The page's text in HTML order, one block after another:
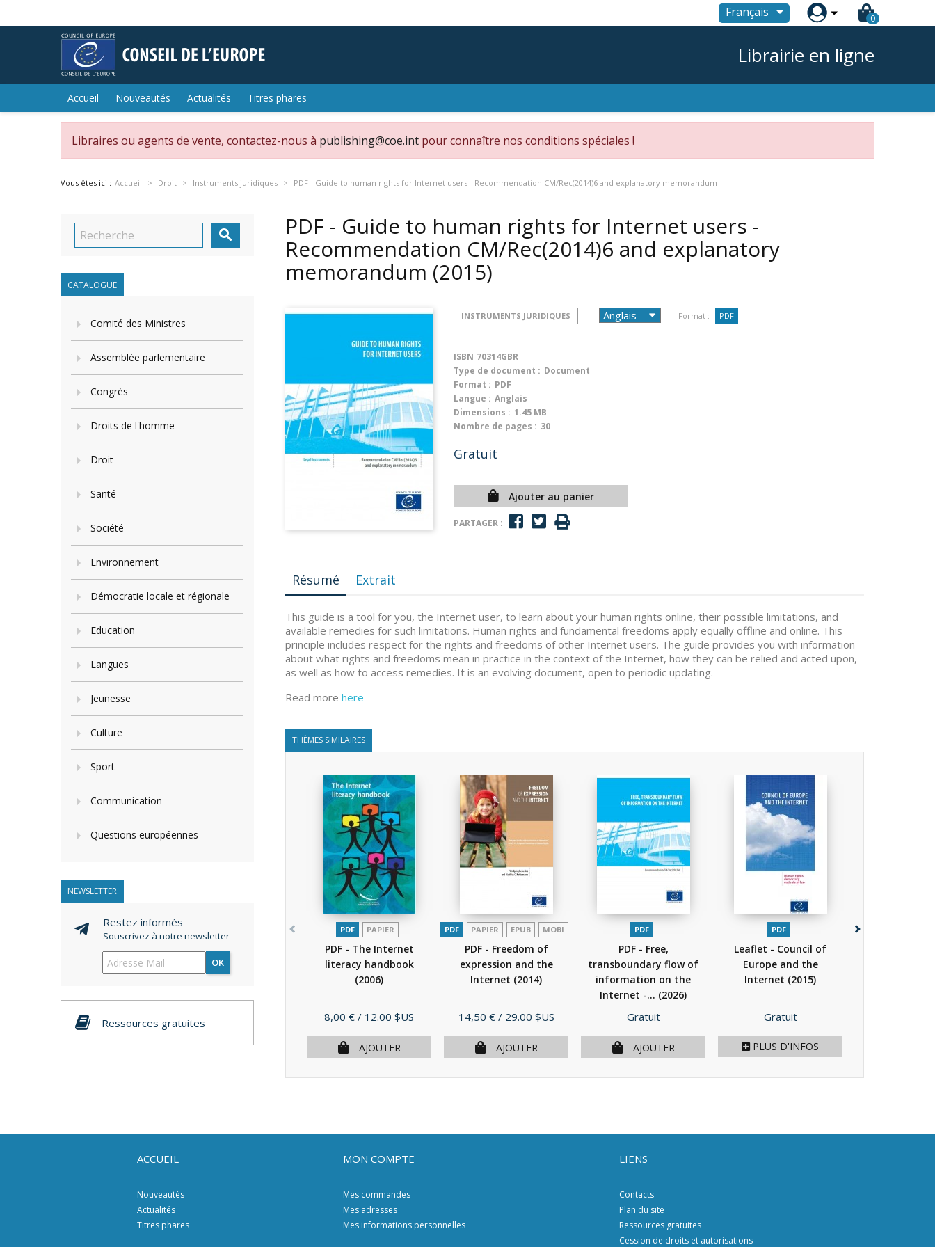
Français  0
Librairie en ligne
Accueil Nouveautés Actualités Titres phares
Libraires ou agents de vente, contactez-nous à publishing@coe.int pour connaître nos conditions spéciales !
Vous êtes ici : Accueil Droit Instruments juridiques PDF - Guide to human rights for Internet users - Recommendation CM/Rec(2014)6 and explanatory memorandum

CATALOGUE
Comité des Ministres
Assemblée parlementaire
Congrès
Droits de l'homme
Droit
Santé
Société
Environnement
Démocratie locale et régionale
Education
Langues
Jeunesse
Culture
Sport
Communication
Questions européennes
NEWSLETTER
Restez informés
Souscrivez à notre newsletter
OK
Ressources gratuites
PDF - Guide to human rights for Internet users -
Recommendation CM/Rec(2014)6 and explanatory
memorandum (2015)
INSTRUMENTS JURIDIQUES Format : PDF
ISBN 70314GBR
Type de document : Document
Format : PDF
Langue : Anglais
Dimensions : 1.45 MB
Nombre de pages : 30
Gratuit
Ajouter au panier
PARTAGER :
Résumé Extrait
This guide is a tool for you, the Internet user, to learn about your human rights online, their possible limitations, and
available remedies for such limitations. Human rights and fundamental freedoms apply equally offline and online. This
principle includes respect for the rights and freedoms of other Internet users. The guide provides you with information
about what rights and freedoms mean in practice in the context of the Internet, how they can be relied and acted upon,
as well as how to access remedies. It is an evolving document, open to periodic updating.
Read more here
THÈMES SIMILAIRES
PDF PAPIER
PDF - The Internet
literacy handbook
(2006)
Prix
8,00 € / 12.00 $US
AJOUTER
PDF PAPIER EPUB MOBI
PDF - Freedom of
expression and the
Internet (2014)
Prix
14,50 € / 29.00 $US
AJOUTER
PDF
PDF - Free,
transboundary flow of
information on the
Internet -... (2026)
Prix
Gratuit
AJOUTER
PDF
Leaflet - Council of
Europe and the
Internet (2015)
Prix
Gratuit
PLUS D'INFOS
ACCUEIL
Nouveautés
Actualités
Titres phares
MON COMPTE
Mes commandes
Mes adresses
Mes informations personnelles
LIENS
Contacts
Plan du site
Ressources gratuites
Cession de droits et autorisations